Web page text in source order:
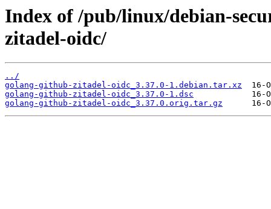
Index of /pub/linux/debian-
zitadel-oidc/
../
golang-github-zitadel-oidc_3.37.0-1.debian.tar.xz
golang-github-zitadel-oidc_3.37.0-1.dsc
golang-github-zitadel-oidc_3.37.0.orig.tar.gz